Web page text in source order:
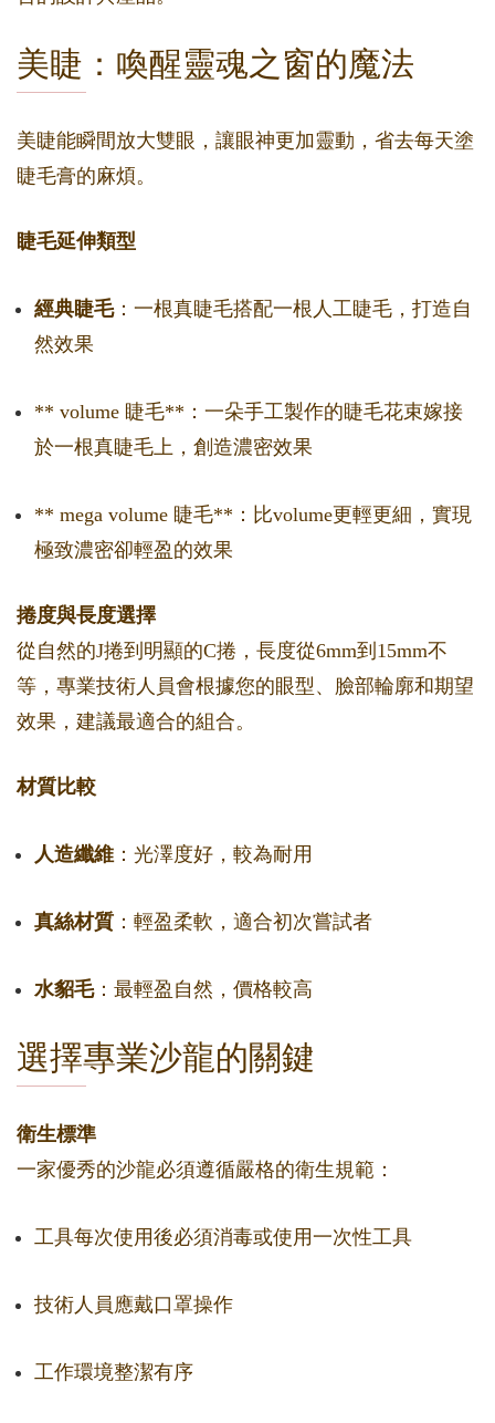
美睫：喚醒靈魂之窗的魔法
美睫能瞬間放大雙眼，讓眼神更加靈動，省去每天塗
睫毛膏的麻煩。
睫毛延伸類型
經典睫毛：一根真睫毛搭配一根人工睫毛，打造自
然效果
** volume 睫毛**：一朵手工製作的睫毛花束嫁接
於一根真睫毛上，創造濃密效果
** mega volume 睫毛**：比volume更輕更細，實現
極致濃密卻輕盈的效果
捲度與長度選擇
從自然的J捲到明顯的C捲，長度從6mm到15mm不
等，專業技術人員會根據您的眼型、臉部輪廓和期望
效果，建議最適合的組合。
材質比較
人造纖維 ：光澤度好，較為耐用
真絲材質 ：輕盈柔軟，適合初次嘗試者
水貂毛：最輕盈自然，價格較高
選擇專業沙龍的關鍵
衛生標準
一家優秀的沙龍必須遵循嚴格的衛生規範：
工具每次使用後必須消毒或使用一次性工具
技術人員應戴口罩操作
工作環境整潔有序